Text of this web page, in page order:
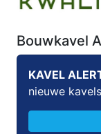
Bouwkavel
KAVEL
nieuwe